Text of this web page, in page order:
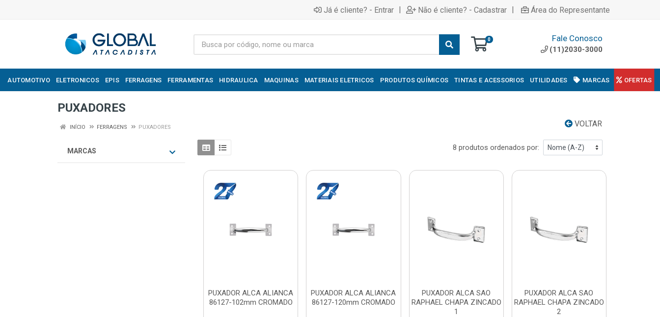
Já é cliente? - Entrar | Não é cliente? - Cadastrar | Área do Representante
0 Fale Conosco
(11)2030-3000
AUTOMOTIVO ELETRONICOS EPIS FERRAGENS FERRAMENTAS HIDRAULICA MAQUINAS MATERIAIS ELETRICOS PRODUTOS QUÍMICOS TINTAS E ACESSORIOS UTILIDADES MARCAS OFERTAS
PUXADORES
VOLTAR
INÍCIO FERRAGENS PUXADORES
MARCAS 8 produtos ordenados por:
PUXADOR ALCA ALIANCA
86127-102mm CROMADO
PUXADOR ALCA ALIANCA
86127-120mm CROMADO
PUXADOR ALCA SAO
RAPHAEL CHAPA ZINCADO
1
PUXADOR ALCA SAO
RAPHAEL CHAPA ZINCADO
2